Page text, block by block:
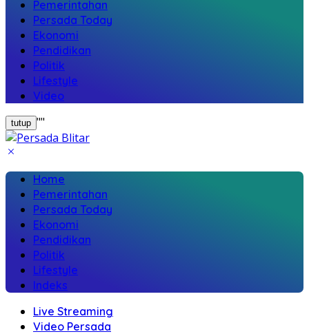
Pemerintahan
Persada Today
Ekonomi
Pendidikan
Politik
Lifestyle
Video
tutup ""
Home
Pemerintahan
Persada Today
Ekonomi
Pendidikan
Politik
Lifestyle
Indeks
Live Streaming
Video Persada